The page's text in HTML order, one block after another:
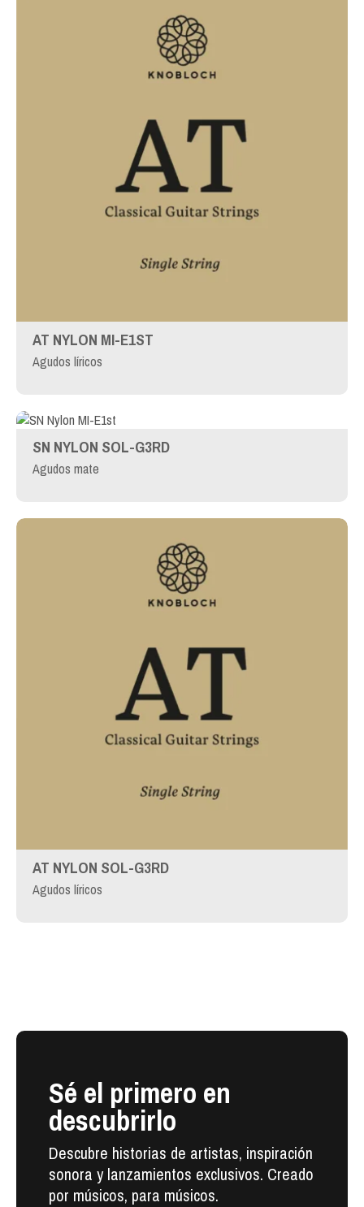
AT NYLON MI-E1ST
Agudos líricos
SN NYLON SOL-G3RD
Agudos mate
AT NYLON SOL-G3RD
Agudos líricos
Sé el primero en
descubrirlo
Descubre historias de artistas, inspiración
sonora y lanzamientos exclusivos. Creado
por músicos, para músicos.